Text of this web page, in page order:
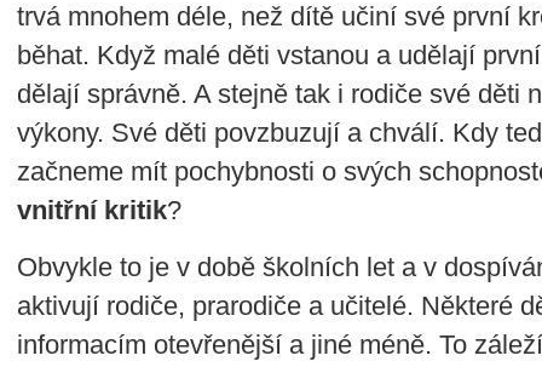
trvá mnohem déle, než dítě učiní své první
běhat. Když malé děti vstanou a udělají
dělají správně. A stejně tak i rodiče své děti
výkony. Své děti povzbuzují a chválí. Kdy
začneme mít pochybnosti o svých
vnitřní kritik?
Obvykle to je v době školních let a v
aktivují rodiče, prarodiče a učitelé. Některé
informacím otevřenější a jiné méně. To